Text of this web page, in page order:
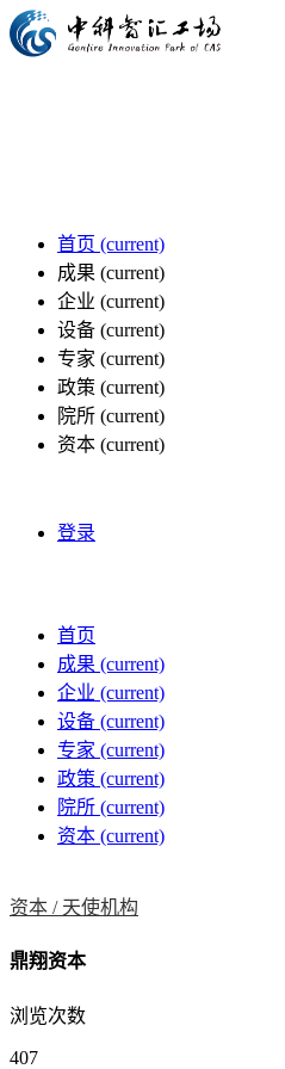
首页 (current)
成果 (current)
企业 (current)
设备 (current)
专家 (current)
政策 (current)
院所 (current)
资本 (current)
登录
首页
成果 (current)
企业 (current)
设备 (current)
专家 (current)
政策 (current)
院所 (current)
资本 (current)
资本 / 天使机构
鼎翔资本
浏览次数
407